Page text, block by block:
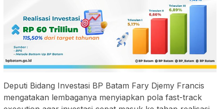
Deputi Bidang Investasi BP Batam Fary Djemy Francis
mengatakan lembaganya menyiapkan pola fast-track